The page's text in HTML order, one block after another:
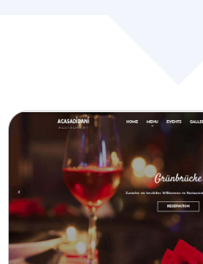
بازرگانی (3)
چاپ,انتشارات,تبلیغات
وبسته بندی (2)